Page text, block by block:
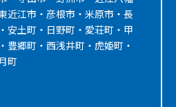
近江市・彦根市・米原市・長
安土町・日野町・愛荘町・甲
豊郷町・西浅井町・虎姫町・
町